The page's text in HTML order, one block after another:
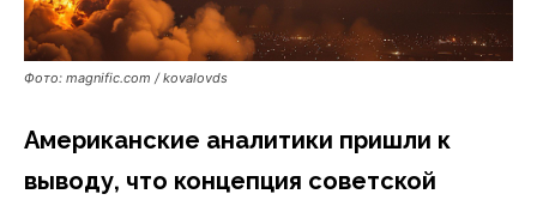
Фото: magnific.com / kovalovds
Американские аналитики пришли к
выводу, что концепция советской